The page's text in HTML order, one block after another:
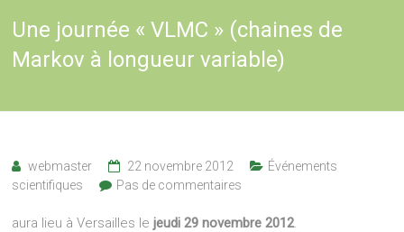
Une journée « VLMC » (chaines de
Markov à longueur variable)
webmaster 22 novembre 2012
Événements
scientifiques
Pas de commentaires
aura lieu à Versailles lejeudi 29 novembre 2012.